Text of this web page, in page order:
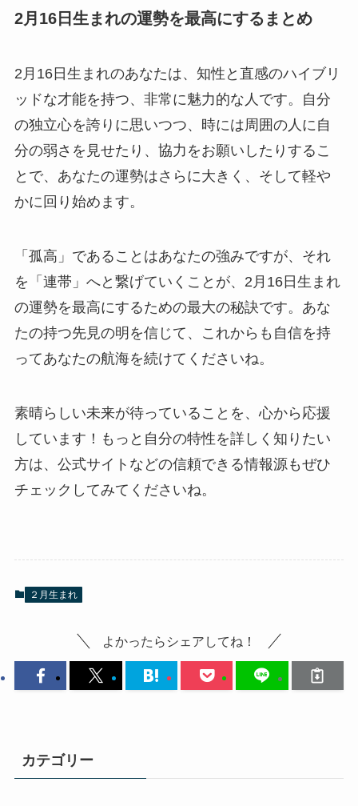
2月16日生まれの運勢を最高にするまとめ
2月16日生まれのあなたは、知性と直感のハイブリ
ッドな才能を持つ、非常に魅力的な人です。自分
の独立心を誇りに思いつつ、時には周囲の人に自
分の弱さを見せたり、協力をお願いしたりするこ
とで、あなたの運勢はさらに大きく、そして軽や
かに回り始めます。
「孤高」であることはあなたの強みですが、それ
を「連帯」へと繋げていくことが、2月16日生まれ
の運勢を最高にするための最大の秘訣です。あな
たの持つ先見の明を信じて、これからも自信を持
ってあなたの航海を続けてくださいね。
素晴らしい未来が待っていることを、心から応援
しています！もっと自分の特性を詳しく知りたい
方は、公式サイトなどの信頼できる情報源もぜひ
チェックしてみてくださいね。
２月生まれ
よかったらシェアしてね！
カテゴリー